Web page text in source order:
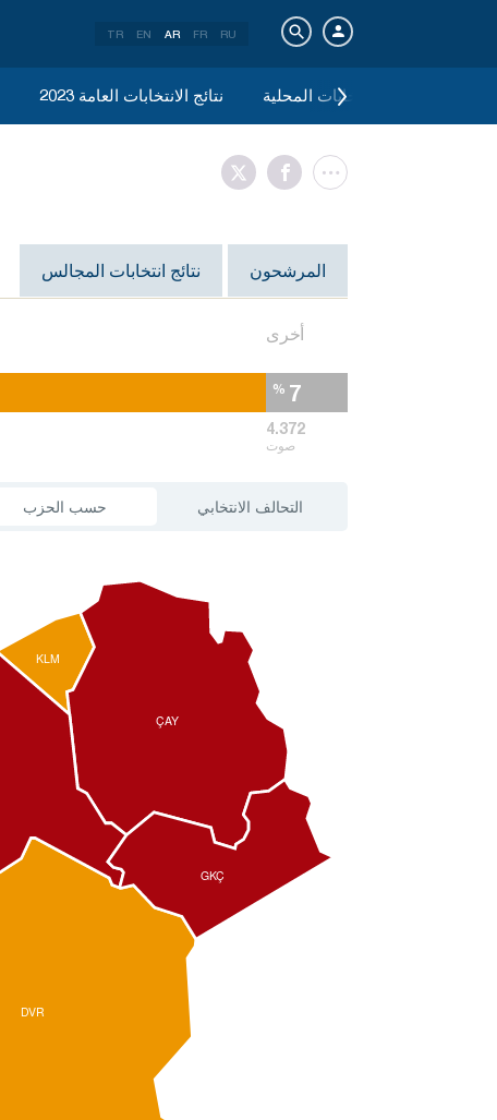
TR EN AR FR RU
2023 نتائج الانتخابات العامة
نتائج انتخابات المجالس المرشحون
أخرى
% 7
4.372
صوت
حسب الحزب التحالف الانتخابي
KLM
ÇAY
DVR
GKÇ